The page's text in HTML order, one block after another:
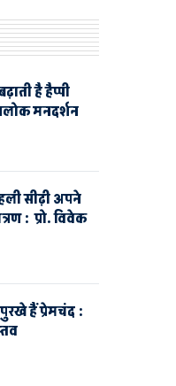
है हैप्पी
मनदर्शन
सीढ़ी अपने
: प्रो. विवेक
हैं प्रेमचंद :